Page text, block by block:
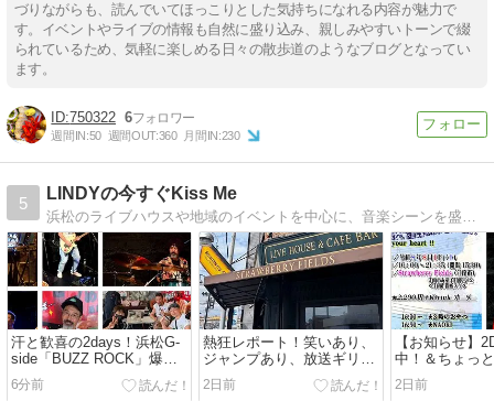
づりながらも、読んでいてほっこりとした気持ちになれる内容が魅力で
す。イベントやライブの情報も自然に盛り込み、親しみやすいトーンで綴
られているため、気軽に楽しめる日々の散歩道のようなブログとなってい
ます。
750322 6
週間IN:50 週間OUT:360 月間IN:230
5
LINDYの今すぐKiss Me
汗と歓喜の2days！浜松G-
side「BUZZ ROCK」爆音
ライブレポート
6分前
熱狂レポート！笑いあり、
ジャンプあり、放送ギリギ
リあり（!?）の濃厚すぎる
夏の一夜！
2日前
【お知らせ】
中！＆ちょっ
2日前